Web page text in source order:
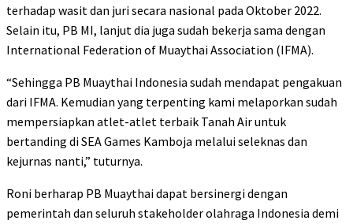
terhadap wasit dan juri secara nasional pada Oktober 2022.
Selain itu, PB MI, lanjut dia juga sudah bekerja sama dengan
International Federation of Muaythai Association (IFMA).
“Sehingga PB Muaythai Indonesia sudah mendapat pengakuan
dari IFMA. Kemudian yang terpenting kami melaporkan sudah
mempersiapkan atlet-atlet terbaik Tanah Air untuk
bertanding di SEA Games Kamboja melalui seleknas dan
kejurnas nanti,” tuturnya.
Roni berharap PB Muaythai dapat bersinergi dengan
pemerintah dan seluruh stakeholder olahraga Indonesia demi